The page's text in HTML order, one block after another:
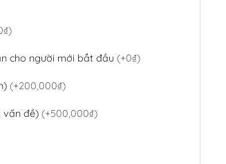
cho người mới bắt đầu (+0₫)
(+200,000₫)
vấn đề) (+500,000₫)